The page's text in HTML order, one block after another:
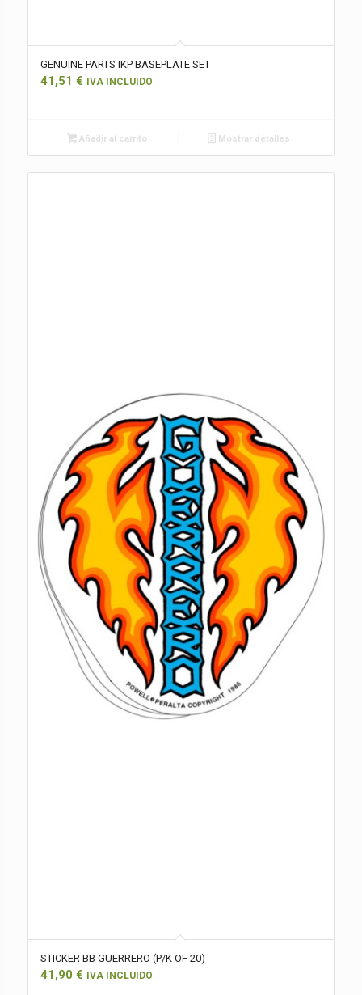
GENUINE PARTS IKP BASEPLATE SET
41,51 € IVA INCLUIDO
Añadir al carrito Mostrar detalles
STICKER BB GUERRERO (P/K OF 20)
41,90 € IVA INCLUIDO